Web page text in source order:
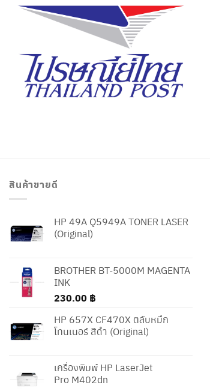
สินค้าขายดี
HP 49A Q5949A TONER LASER
(Original)
BROTHER BT-5000M MAGENTA
INK
230.00 ฿
HP 657X CF470X ตลับหมึก
โทนเนอร์ สีดำ (Original)
เครื่องพิมพ์ HP LaserJet
Pro M402dn